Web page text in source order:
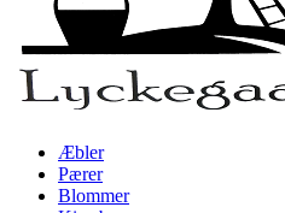
Æbler
Pærer
Blommer